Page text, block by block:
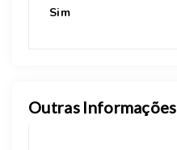
Sim
Outras Informações